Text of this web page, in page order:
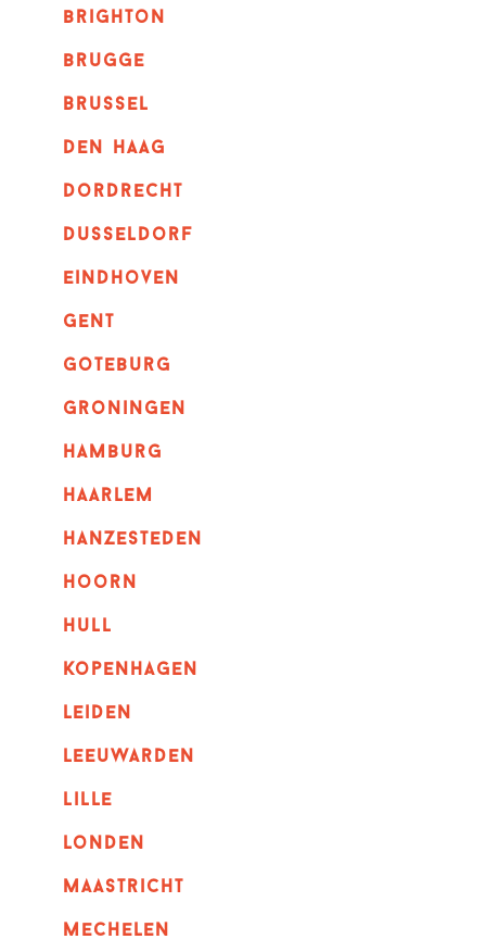
brighton
brugge
Brussel
Den haag
dordrecht
dusseldorf
eindhoven
GENT
goteburg
groningen
hamburg
haarlem
hanzesteden
hoorn
hull
kopenhagen
leiden
leeuwarden
lille
londen
maastricht
mechelen